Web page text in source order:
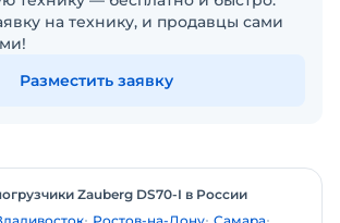
на технику, и продавцы сами
Разместить заявку
Zauberg DS70-I в России